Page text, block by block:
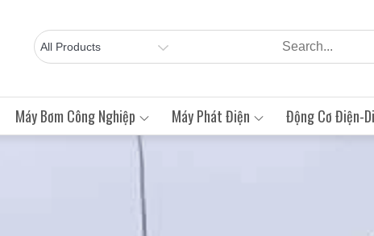
Máy Bơm Công Nghiệp Máy Phát Điện Động Cơ Điện-